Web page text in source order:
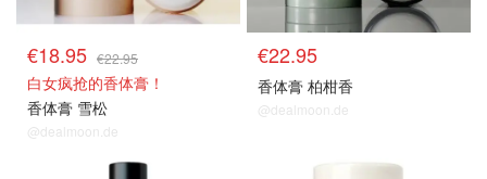
€18.95 €22.95
白女疯抢的香体膏！
香体膏 雪松
@dealmoon.de
€22.95
香体膏 柏柑香
@dealmoon.de